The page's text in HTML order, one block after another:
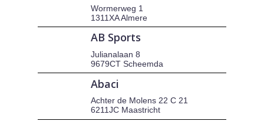
Wormerweg 1
1311XA Almere
AB Sports
Julianalaan 8
9679CT Scheemda
Abaci
Achter de Molens 22 C 21
6211JC Maastricht